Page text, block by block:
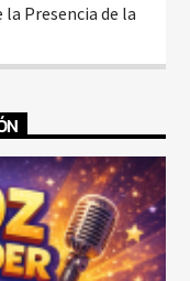
Presencia de la